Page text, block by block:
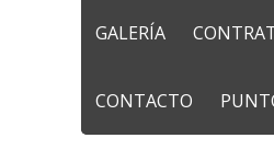
GALERÍA
CONTACTO